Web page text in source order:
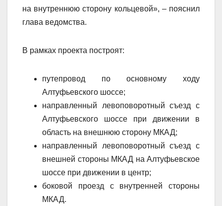
на внутреннюю сторону кольцевой», – пояснил
глава ведомства.
В рамках проекта построят:
путепровод по основному ходу
Алтуфьевского шоссе;
направленный левоповоротный съезд с
Алтуфьевского шоссе при движении в
область на внешнюю сторону МКАД;
направленный левоповоротный съезд с
внешней стороны МКАД на Алтуфьевское
шоссе при движении в центр;
боковой проезд с внутренней стороны
МКАД.